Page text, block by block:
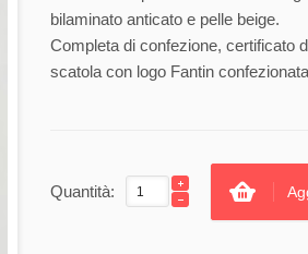
bilaminato anticato e pelle beige.
Completa di confezione, certificato
scatola con logo Fantin
Quantità: